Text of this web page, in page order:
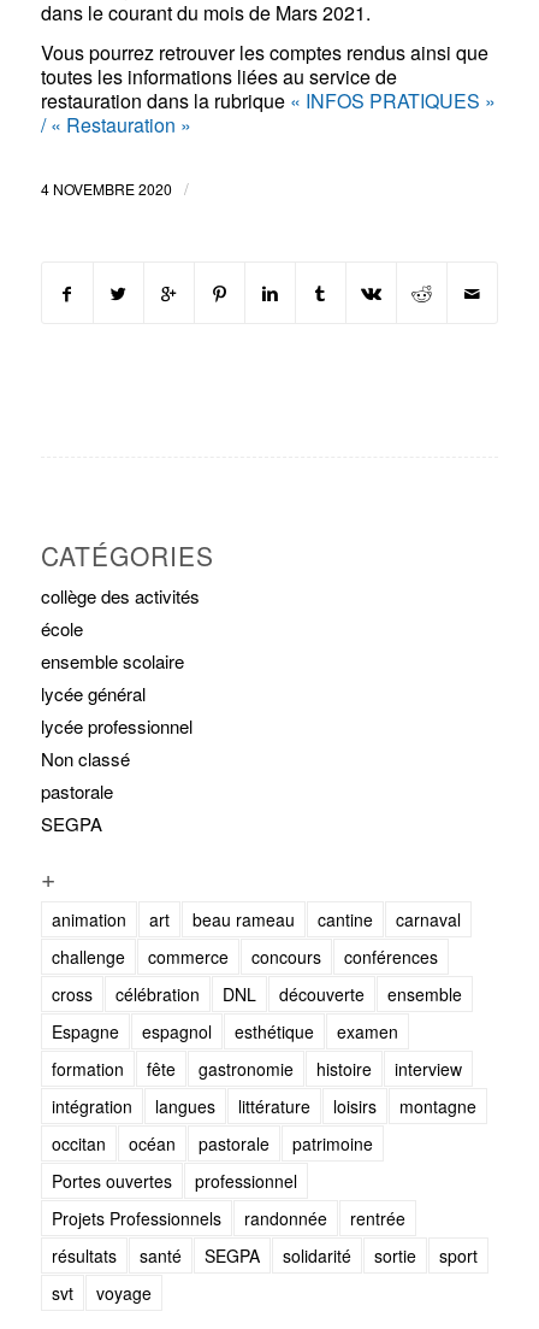
dans le courant du mois de Mars 2021.
Vous pourrez retrouver les comptes rendus ainsi que
toutes les informations liées au service de
restauration dans la rubrique « INFOS PRATIQUES »
/ « Restauration »
4 NOVEMBRE 2020 /
CATÉGORIES
collège des activités
école
ensemble scolaire
lycée général
lycée professionnel
Non classé
pastorale
SEGPA
+
animation art beau rameau cantine
carnaval
challenge
commerce concours
conférences
cross
célébration DNL découverte
ensemble
Espagne
espagnol esthétique
examen
formation
fête gastronomie histoire
interview
intégration
langues littérature loisirs
montagne
occitan
océan pastorale
patrimoine
Portes ouvertes
professionnel
Projets Professionnels
randonnée
rentrée
résultats
santé SEGPA solidarité sortie
sport
svt
voyage